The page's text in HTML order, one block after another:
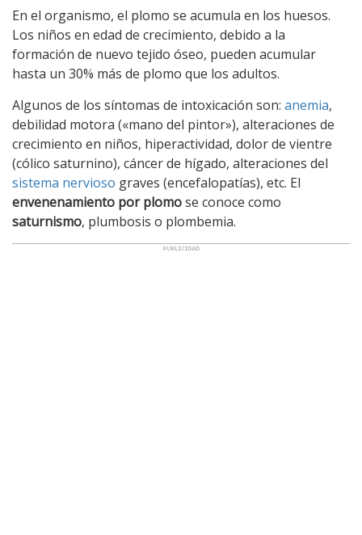
En el organismo, el plomo se acumula en los huesos.
Los niños en edad de crecimiento, debido a la
formación de nuevo tejido óseo, pueden acumular
hasta un 30% más de plomo que los adultos.
Algunos de los síntomas de intoxicación son: anemia,
debilidad motora («mano del pintor»), alteraciones de
crecimiento en niños, hiperactividad, dolor de vientre
(cólico saturnino), cáncer de hígado, alteraciones del
sistema nervioso graves (encefalopatías), etc. El
envenenamiento por plomose conoce como
saturnismo, plumbosis o plombemia.